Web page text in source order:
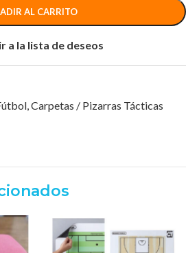
AL CARRITO
a la lista de deseos
Carpetas / Pizarras Tácticas